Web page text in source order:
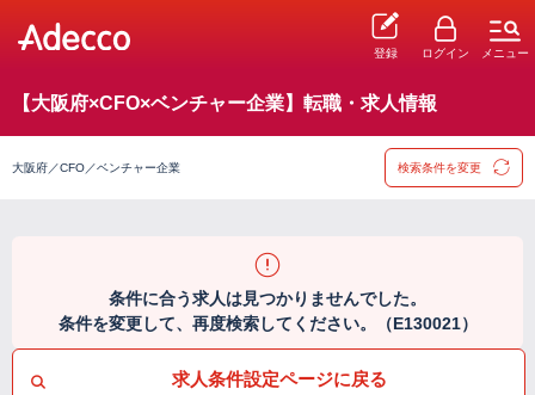
登録 ログイン メニュー
【大阪府×CFO×ベンチャー企業】転職・求人情報
大阪府／CFO／ベンチャー企業 検索条件を変更
条件に合う求人は見つかりませんでした。
条件を変更して、再度検索してください。（E130021）
求人条件設定ページに戻る